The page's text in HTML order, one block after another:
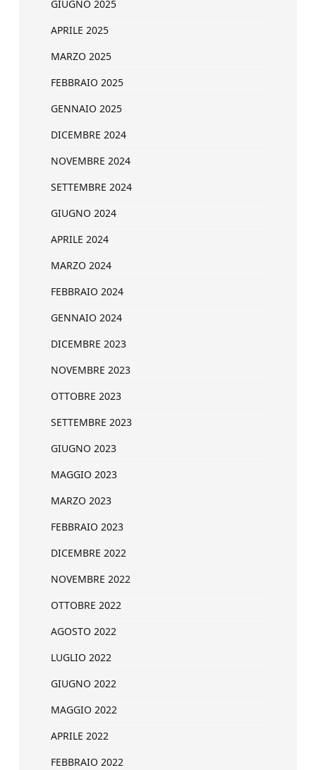
GIUGNO 2025
APRILE 2025
MARZO 2025
FEBBRAIO 2025
GENNAIO 2025
DICEMBRE 2024
NOVEMBRE 2024
SETTEMBRE 2024
GIUGNO 2024
APRILE 2024
MARZO 2024
FEBBRAIO 2024
GENNAIO 2024
DICEMBRE 2023
NOVEMBRE 2023
OTTOBRE 2023
SETTEMBRE 2023
GIUGNO 2023
MAGGIO 2023
MARZO 2023
FEBBRAIO 2023
DICEMBRE 2022
NOVEMBRE 2022
OTTOBRE 2022
AGOSTO 2022
LUGLIO 2022
GIUGNO 2022
MAGGIO 2022
APRILE 2022
FEBBRAIO 2022